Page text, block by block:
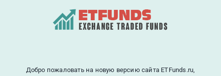
Добро пожаловать на новую версию сайта ETFunds.ru,